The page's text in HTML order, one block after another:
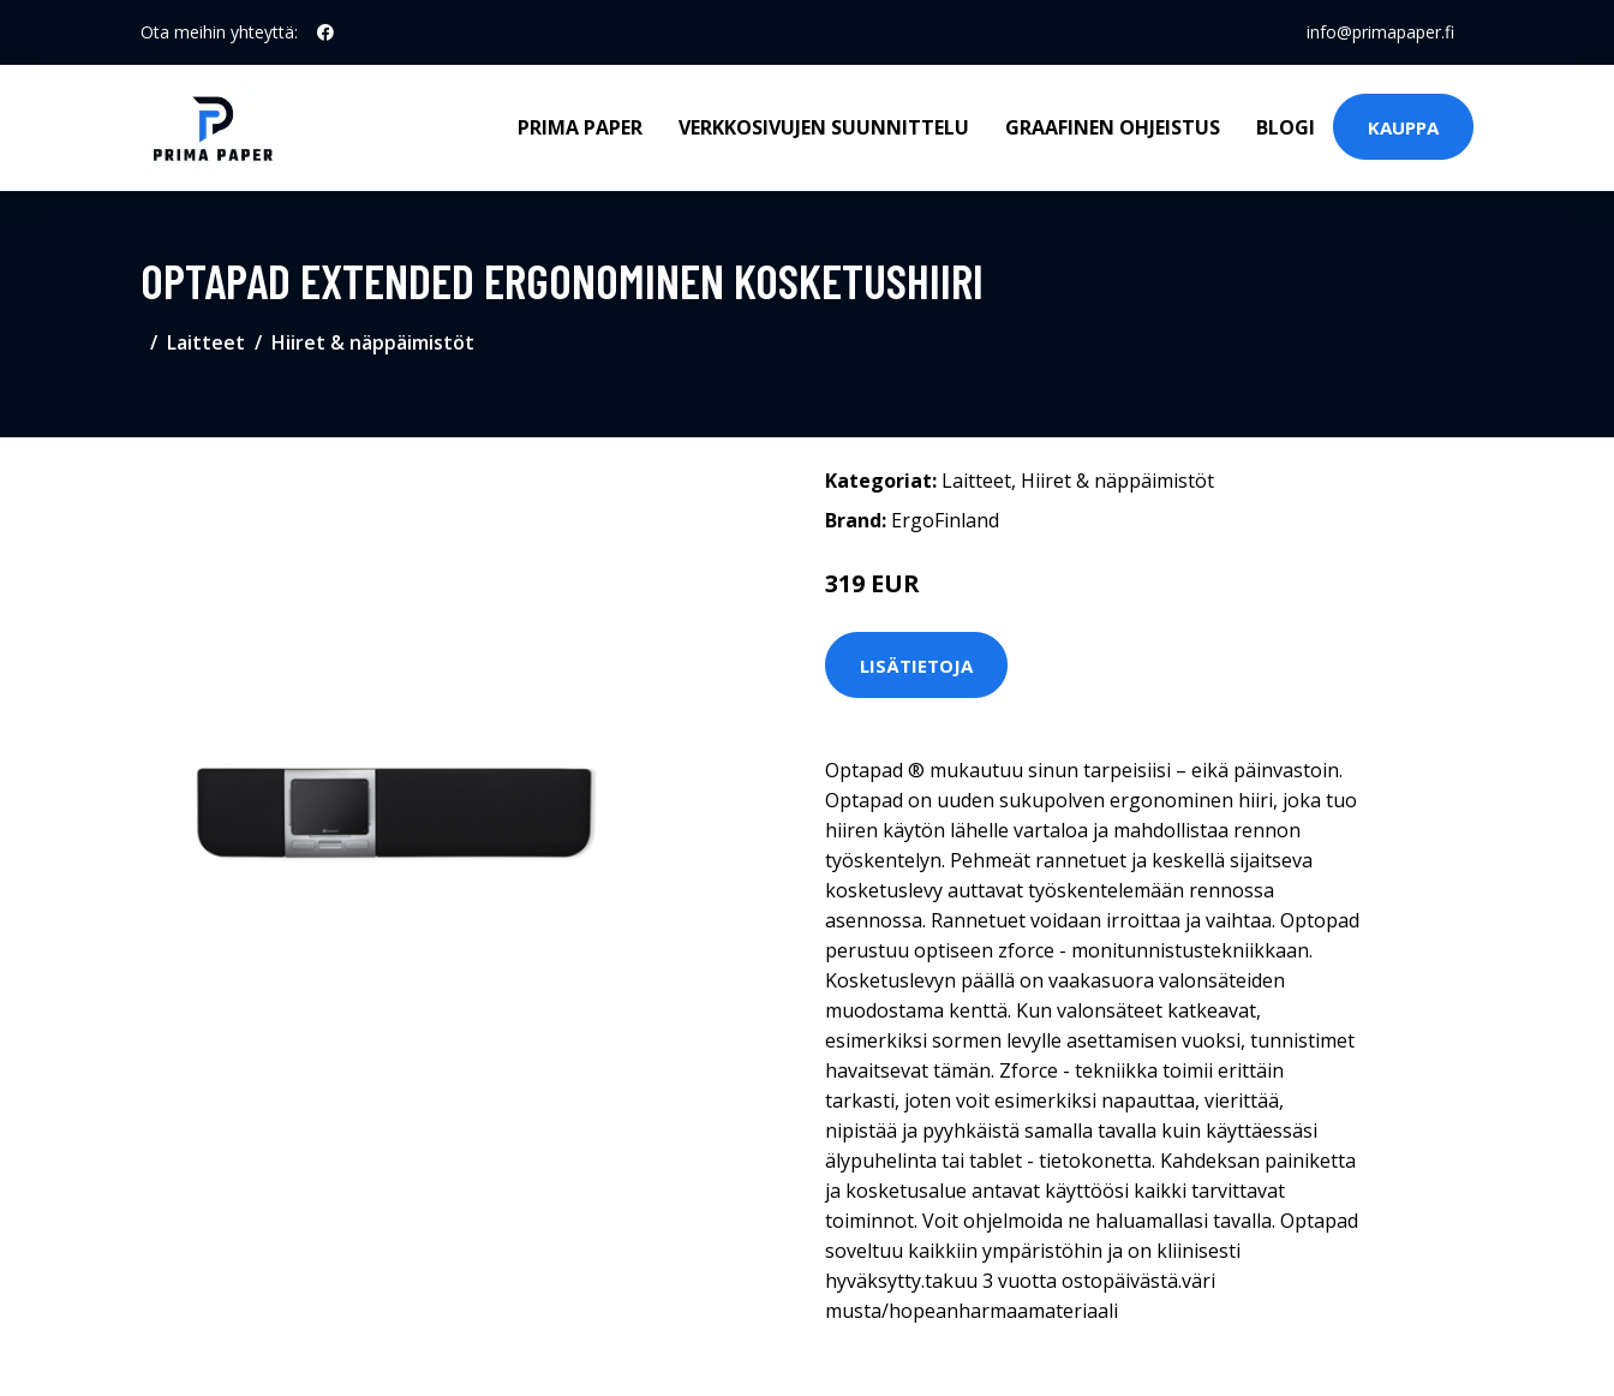
Ota meihin yhteyttä: info@primapaper.fi
PRIMA PAPER VERKKOSIVUJEN SUUNNITTELU GRAAFINEN OHJEISTUS BLOGI KAUPPA
OPTAPAD EXTENDED ERGONOMINEN KOSKETUSHIIRI
Laitteet Hiiret & näppäimistöt
Kategoriat: Laitteet, Hiiret & näppäimistöt
Brand: ErgoFinland
319 EUR
LISÄTIETOJA
Optapad ® mukautuu sinun tarpeisiisi – eikä päinvastoin.
Optapad on uuden sukupolven ergonominen hiiri, joka tuo
hiiren käytön lähelle vartaloa ja mahdollistaa rennon
työskentelyn. Pehmeät rannetuet ja keskellä sijaitseva
kosketuslevy auttavat työskentelemään rennossa
asennossa. Rannetuet voidaan irroittaa ja vaihtaa. Optopad
perustuu optiseen zforce - monitunnistustekniikkaan.
Kosketuslevyn päällä on vaakasuora valonsäteiden
muodostama kenttä. Kun valonsäteet katkeavat,
esimerkiksi sormen levylle asettamisen vuoksi, tunnistimet
havaitsevat tämän. Zforce - tekniikka toimii erittäin
tarkasti, joten voit esimerkiksi napauttaa, vierittää,
nipistää ja pyyhkäistä samalla tavalla kuin käyttäessäsi
älypuhelinta tai tablet - tietokonetta. Kahdeksan painiketta
ja kosketusalue antavat käyttöösi kaikki tarvittavat
toiminnot. Voit ohjelmoida ne haluamallasi tavalla. Optapad
soveltuu kaikkiin ympäristöhin ja on kliinisesti
hyväksytty.takuu 3 vuotta ostopäivästä.väri
musta/hopeanharmaamateriaali